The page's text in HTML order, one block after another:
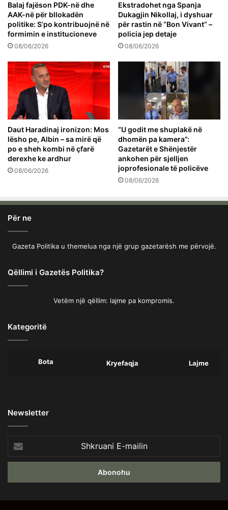
Balaj fajëson PDK-në dhe
AAK-në për bllokadën
politike: S’po kontribuojnë në
formimin e institucioneve
08/06/2026
Ekstradohet nga Spanja
Dukagjin Nikollaj, i dyshuar
për rastin në “Bon Vivant” –
policia jep detaje
08/06/2026
Daut Haradinaj ironizon: Mos
lësho pe, Albin – sa mirë që
po e sheh kombi në çfarë
derexhe ke ardhur
08/06/2026
“U godit me shuplakë në
dhomën pa kamera”:
Gazetarët e Shënjestër
ankohen për sjelljen
joprofesionale të policëve
08/06/2026
Për ne
Gazeta Politika u themelua nga një grup gazetarësh me përvojë.
Qëllimi i Gazetës Politika?
Vetëm një qëllim: lajme pa kompromis.
Kategoritë
Bota Kryefaqja Lajme
Newsletter
E-
mailin